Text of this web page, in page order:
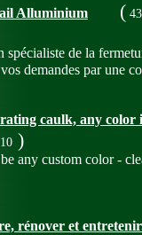
Alluminium (
de la
demandes par une
caulk, any
)
any custom color -
rénover et